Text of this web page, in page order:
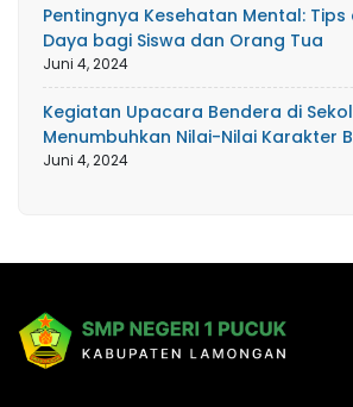
Pentingnya Kesehatan Mental: Tips
Daya bagi Siswa dan Orang Tua
Juni 4, 2024
Kegiatan Upacara Bendera di
Menumbuhkan Nilai-Nilai Karakter
Juni 4, 2024